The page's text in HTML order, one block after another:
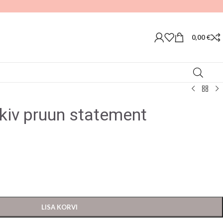
0,00€
pruun statement
LISA KORVI